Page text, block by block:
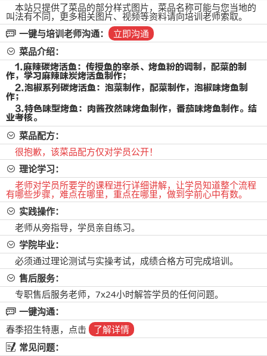
本站只提供了菜品的部分样式图片，菜品名称可能与您当地的
叫法有不同，更多相关图片、视频等资料请向培训老师索取。
一键与培训老师沟通：
立即沟通
菜品介绍：
1.麻辣碳烤活鱼：传授鱼的宰杀、烤鱼粉的调制，配菜的制
作，学习麻辣味炭烤活鱼制作；
2.泡椒系列碳烤活鱼：泡菜制作，配菜制作，泡椒味烤鱼制
作；
3.特色味型烤鱼：肉酱孜然味烤鱼制作，番茄味烤鱼制作。结
业考核。
菜品配方：
很抱歉，该菜品配方仅对学员公开！
理论学习：
老师对学员所要学的课程进行详细讲解，让学员知道整个流程
有哪些步骤，难点在哪里，重点在哪里，做到学前心中有数。
实践操作：
老师从旁指导，学员亲自练习。
学院毕业：
必须通过理论测试与实操考试，成绩合格方可完成培训。
售后服务：
专职售后服务老师，7x24小时解答学员的任何问题。
一键沟通：
春季招生特惠，点击
了解详情
常见问题：